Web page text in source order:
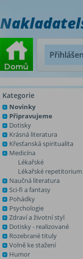
Kategorie
Novinky
Připravujeme
Dotisky
Krásná literatura
Křesťanská spiritualita
Medicína
Lékařské
Lékařské repetitorium
Naučná literatura
Sci-fi a fantasy
Pohádky
Psychologie
Zdraví a životní styl
Dotisky - realizované
Rozebrané tituly
Volně ke stažení
Humor